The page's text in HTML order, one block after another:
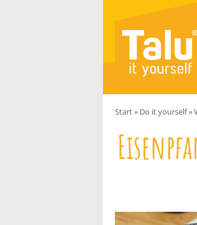
Start» Do it yourself»